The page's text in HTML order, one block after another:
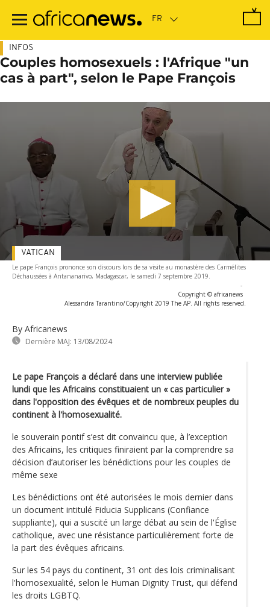
contenu
INFOS
Couples homosexuels : l'Afrique "un
cas à part", selon le Pape François
Le pape François prononce son discours lors de sa visite au monastère des Carmélites
Déchaussées à Antananarivo, Madagascar, le samedi 7 septembre 2019.
-
Copyright © africanews
Alessandra Tarantino/Copyright 2019 The AP. All rights reserved.
By Africanews
Dernière MAJ: 13/08/2024
VATICAN
Le pape François a déclaré dans une interview publiée
lundi que les Africains constituaient un « cas particulier »
dans l'opposition des évêques et de nombreux peuples du
continent à l'homosexualité.
le souverain pontif s’est dit convaincu que, à l’exception
des Africains, les critiques finiraient par la comprendre sa
décision d’autoriser les bénédictions pour les couples de
même sexe
Les bénédictions ont été autorisées le mois dernier dans
un document intitulé Fiducia Supplicans (Confiance
suppliante), qui a suscité un large débat au sein de l'Église
catholique, avec une résistance particulièrement forte de
la part des évêques africains.
Sur les 54 pays du continent, 31 ont des lois criminalisant
l'homosexualité, selon le Human Dignity Trust, qui défend
les droits LGBTQ.